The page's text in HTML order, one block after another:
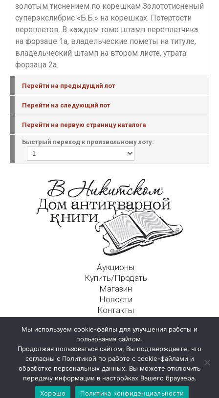
золотым тиснением по корешкам Золототисненый
суперэкслибрис «Б.Б.» на корешках. Потертости
переплетов. В каждом томе штамп переплетчика
на форзаце 1а, владельческие пометы на титуле,
владельческий штамп на втором листе, утрата
форзаца 2а.
Перейти на предыдущий лот
Перейти на следующий лот
Перейти на первую страницу каталога
Быстрый переход к произвольному лоту:
Аукционы
Купить/Продать
Магазин
Новости
Контакты
125009, г. Москва, Никитский пер., д. 4а, стр. 1
Мы используем cookie-файлы для улучшения работы и
пользования сайтом.
Продолжая пользоваться сайтом, Вы подтверждаете, что
согласны с Политикой по работе с cookie-файлами и
обработке персональных данных. Вы можете отключить
передачу информации в настройках Вашего браузера.
Хорошо
Политика конфиденциальности